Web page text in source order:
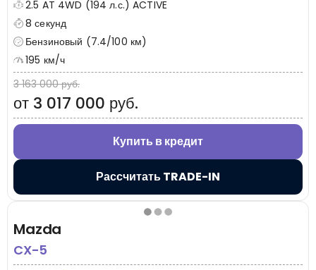
2.5 AT 4WD (194 л.с.) ACTIVE
8 секунд
Бензиновый (7.4/100 км)
195 км/ч
3 163 000 руб.
от 3 017 000 руб.
Купить в кредит
Рассчитать TRADE-IN
Mazda
CX-5